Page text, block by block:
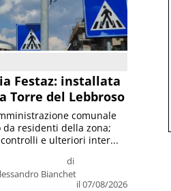
Festaz: installata
Torre del Lebbroso
di
Bianchet
il 07/08/2026
comunale
residenti della zona;
e ulteriori inter...